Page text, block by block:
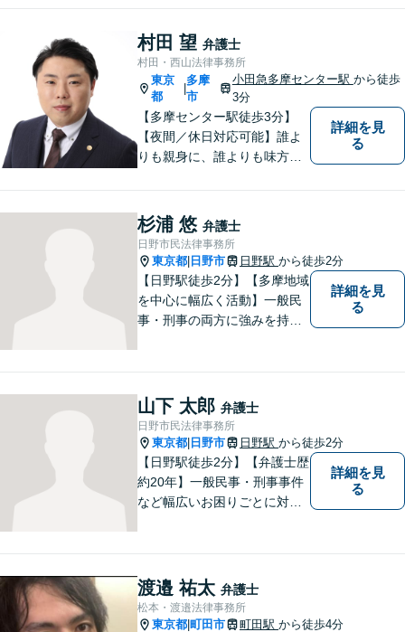
い。
村田 望 弁護士
村田・西山法律事務所
東京
都
多摩
市
小田急多摩センター駅 から徒歩
3分
【多摩センター駅徒歩3分】
【夜間／休日対応可能】誰よ
りも親身に、誰よりも味方で
す。企業法務／相続問題／離
婚問題／不動産問題／刑事事
件など、幅広く対応可能。迅
速かつ適切な対応を心掛けて
おります。
詳細を見
る
杉浦 悠 弁護士
日野市民法律事務所
東京都 日野市 日野駅 から徒歩2分
【日野駅徒歩2分】【多摩地域
を中心に幅広く活動】一般民
事・刑事の両方に強みを持つ
です。まずはお気軽にご相談
ください。【子連れ相談OK】
詳細を見
る
山下 太郎 弁護士
日野市民法律事務所
東京都 日野市 日野駅 から徒歩2分
【日野駅徒歩2分】【弁護士歴
約20年】一般民事・刑事事件
など幅広いお困りごとに対応
とつの問題に真剣に向き合
い、最善の解決を目指しま
す。
詳細を見
る
渡邉 祐太 弁護士
松本・渡邉法律事務所
東京都 町田市 町田駅 から徒歩4分